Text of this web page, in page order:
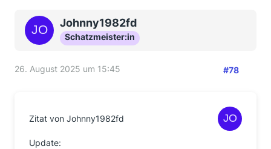
Johnny1982fd
Schatzmeister:in
26. August 2025 um 15:45 #78
Zitat von Johnny1982fd
Update: